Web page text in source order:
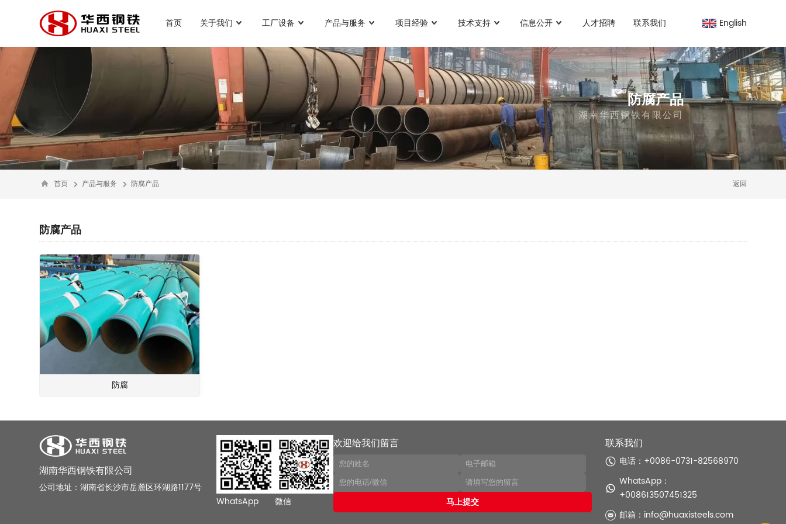
首页 关于我们 工厂设备 产品与服务 项目经验 技术支持 信息公开 人才招聘 联系我们 English
防腐产品
湖南华西钢铁有限公司
返回
首页 产品与服务 防腐产品
防腐产品
防腐
湖南华西钢铁有限公司
公司地址：湖南省长沙市岳麓区环湖路1177号
WhatsApp
微信
欢迎给我们留言 联系我们
电话：+0086-0731-82568970
WhatsApp：
+008613507451325
邮箱： info@huaxisteels.com